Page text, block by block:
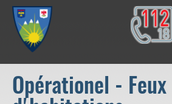
Opérationel - Feux